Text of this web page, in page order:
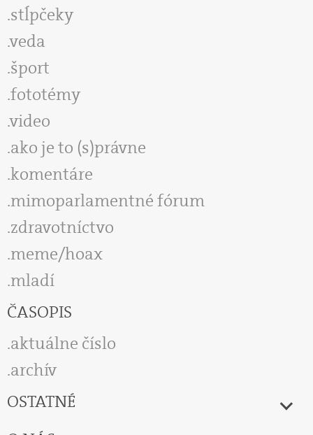
stĺpčeky
veda
šport
fototémy
video
ako je to (s)právne
komentáre
mimoparlamentné fórum
zdravotníctvo
meme/hoax
mladí
ČASOPIS
aktuálne číslo
archív
OSTATNÉ